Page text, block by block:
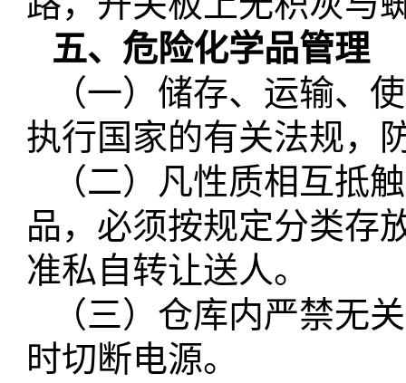
五、危险化学品管理
（一）储存、运输、
执行国家的有关法规，
（二）凡性质相互抵
品，必须按规定分类存
准私自转让送人。
（三）仓库内严禁无
时切断电源。